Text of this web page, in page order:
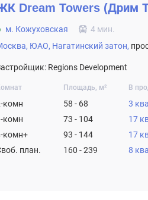
Dream Towers (Дрим
м. Кожуховская
4 мин.
ЮАО, Нагатинский затон,
Regions Development
Площадь, м² В
комн 58 - 68 3
комн
73 - 104 17
комн+
93 - 144 17
план.
160 - 239 8